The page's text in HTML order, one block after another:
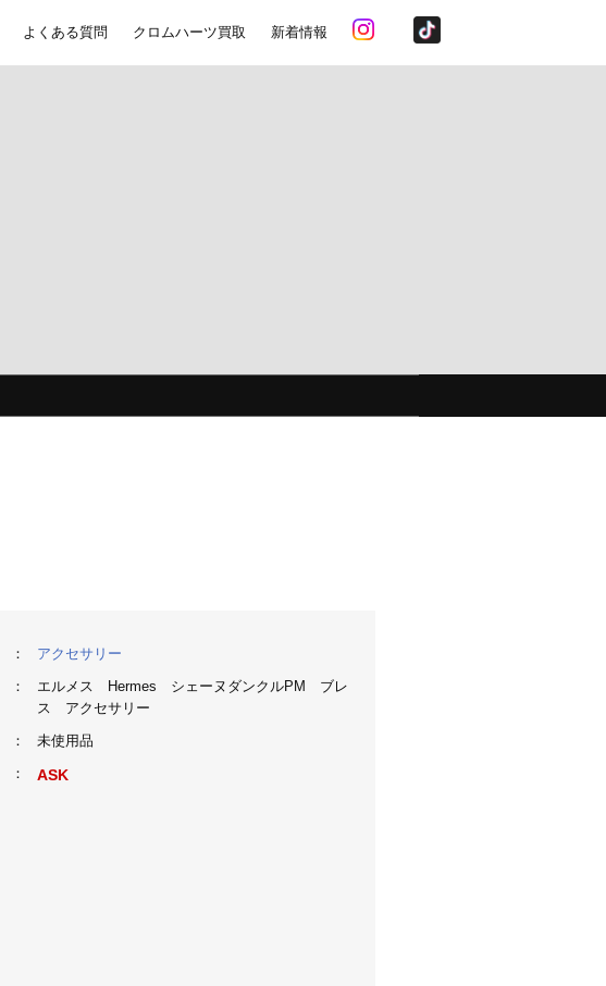
よくある質問 クロムハーツ買取 新着情報
：
アクセサリー
：
エルメス Hermes シェーヌダンクルPM ブレ
ス アクセサリー
：
未使用品
： ASK